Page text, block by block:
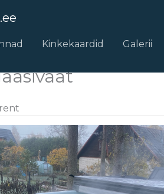
Kinkekaardid Galerii